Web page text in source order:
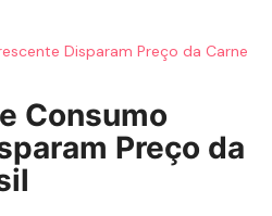
Disparam Preço da Carne
Consumo
Preço da